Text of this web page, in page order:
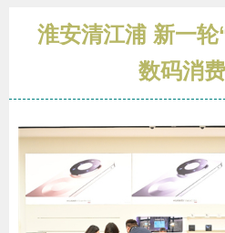
淮安清江浦 新一轮
数码消